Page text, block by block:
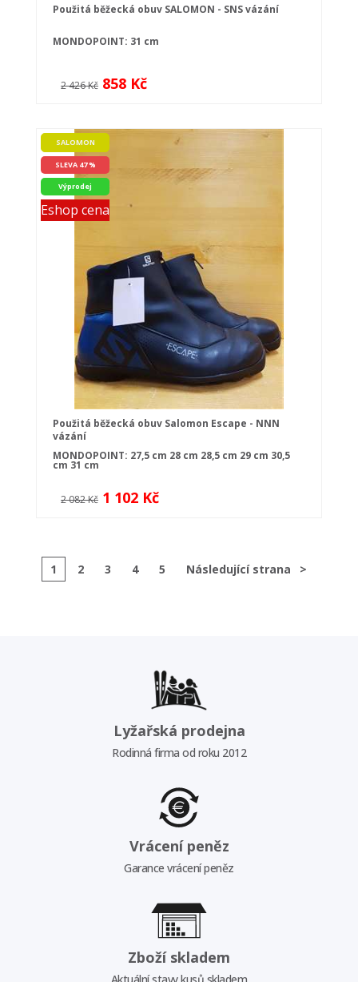
Použitá běžecká obuv SALOMON - SNS vázání
MONDOPOINT: 31 cm
2 426 Kč 858 Kč
SALOMON
SLEVA 47 %
Výprodej
Eshop cena
Použitá běžecká obuv Salomon Escape - NNN
vázání
MONDOPOINT: 27,5 cm 28 cm 28,5 cm 29 cm 30,5
cm 31 cm
2 082 Kč 1 102 Kč
1 2 3 4 5 Následující strana >
Lyžařská prodejna
Rodinná firma od roku 2012
Vrácení peněz
Garance vrácení peněz
Zboží skladem
Aktuální stavy kusů skladem